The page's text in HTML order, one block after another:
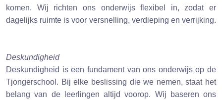
komen. Wij richten ons onderwijs flexibel in, zodat er
dagelijks ruimte is voor versnelling, verdieping en verrijking.
Deskundigheid
Deskundigheid is een fundament van ons onderwijs op de
Tjongerschool. Bij elke beslissing die we nemen, staat het
belang van de leerlingen altijd voorop. Wij baseren ons